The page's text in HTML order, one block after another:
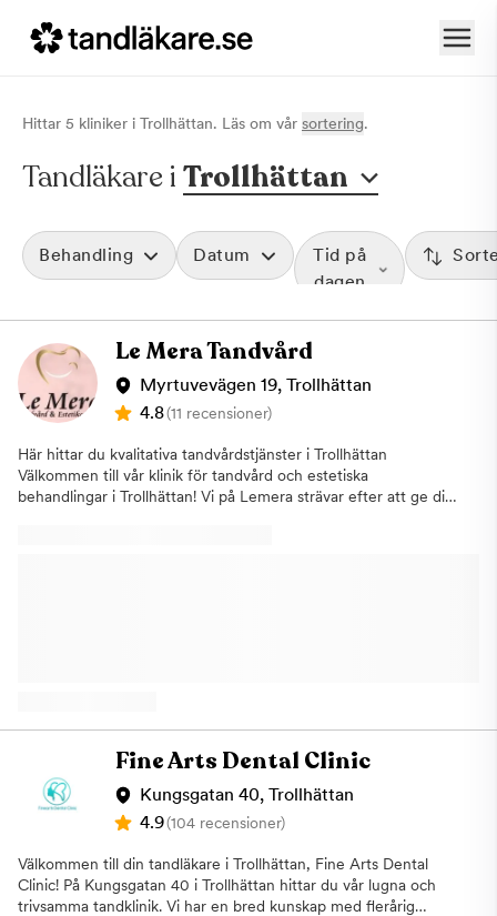
Hittar 5 kliniker i Trollhättan. Läs om vår sortering.
Tandläkare i Trollhättan
Behandling Datum
Tid på
dagen
Le Mera Tandvård
Myrtuvevägen 19, Trollhättan
4.8(11 recensioner)
Här hittar du kvalitativa tandvårdstjänster i Trollhättan
Välkommen till vår klinik för tandvård och estetiska
behandlingar i Trollhättan! Vi på Lemera strävar efter att ge dig
komplicerad Förebyggande tandvård Avtagbar samt fast
tandersättning Ditt leende är vårat varumärke.
Fine Arts Dental Clinic
Kungsgatan 40, Trollhättan
4.9(104 recensioner)
Välkommen till din tandläkare i Trollhättan, Fine Arts Dental
Clinic! På Kungsgatan 40 i Trollhättan hittar du vår lugna och
trivsamma tandklinik. Vi har en bred kunskap med flerårig